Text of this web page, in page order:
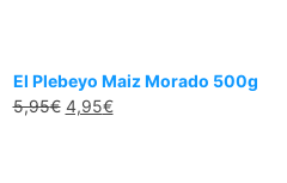
El Plebeyo Maiz Morado 500g
5,95€ 4,95€